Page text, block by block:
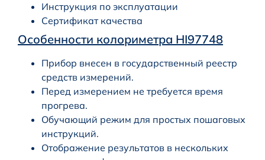
Инструкция по эксплуатации
Сертификат качества
Особенности колориметра HI97748
Прибор внесен в государственный реестр
средств измерений.
Перед измерением не требуется время
прогрева.
Обучающий режим для простых пошаговых
инструкций.
Отображение результатов в нескольких